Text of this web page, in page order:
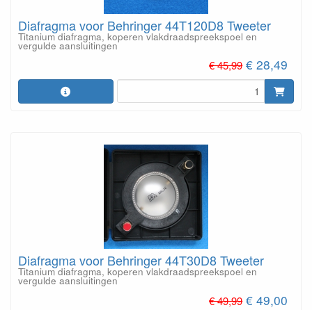
Diafragma voor Behringer 44T120D8 Tweeter
Titanium diafragma, koperen vlakdraadspreekspoel en
vergulde aansluitingen
€ 45,99 € 28,49
Diafragma voor Behringer 44T30D8 Tweeter
Titanium diafragma, koperen vlakdraadspreekspoel en
vergulde aansluitingen
€ 49,99 € 49,00